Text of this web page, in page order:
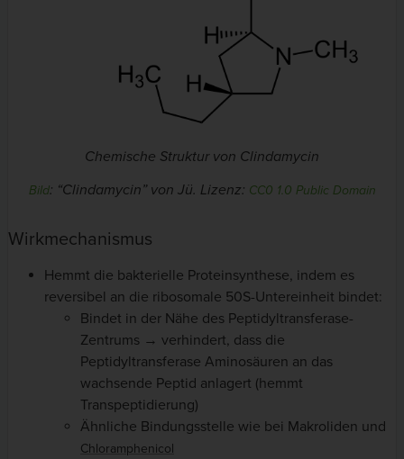
Chemische Struktur von Clindamycin
Bild: “Clindamycin” von Jü. Lizenz: CC0 1.0 Public Domain
Wirkmechanismus
Hemmt die bakterielle Proteinsynthese, indem es
reversibel an die ribosomale 50S-Untereinheit bindet:
Bindet in der Nähe des Peptidyltransferase-
Zentrums → verhindert, dass die
Peptidyltransferase Aminosäuren an das
wachsende Peptid anlagert (hemmt
Transpeptidierung)
Ähnliche Bindungsstelle wie bei Makroliden und
Chloramphenicol